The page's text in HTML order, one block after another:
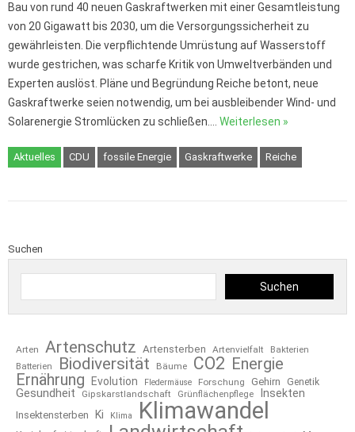
Bau von rund 40 neuen Gaskraftwerken mit einer Gesamtleistung
von 20 Gigawatt bis 2030, um die Versorgungssicherheit zu
gewährleisten. Die verpflichtende Umrüstung auf Wasserstoff
wurde gestrichen, was scharfe Kritik von Umweltverbänden und
Experten auslöst. Pläne und Begründung Reiche betont, neue
Gaskraftwerke seien notwendig, um bei ausbleibender Wind- und
Solarenergie Stromlücken zu schließen.… Weiterlesen »
Aktuelles CDU fossile Energie Gaskraftwerke Reiche
Suchen
Suchen
Arten Artenschutz Artensterben Artenvielfalt
Bakterien
Batterien
Biodiversität Bäume CO2 Energie
Ernährung
Evolution Fledermäuse Forschung Gehirn Genetik
Gesundheit Gipskarstlandschaft Grünflächenpflege Insekten
Insektensterben Ki Klima Klimawandel